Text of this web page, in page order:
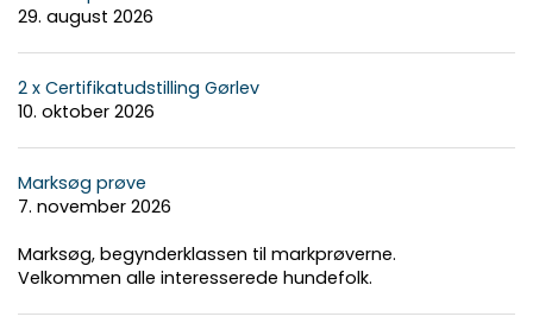
29. august 2026
2 x Certifikatudstilling Gørlev
10. oktober 2026
Marksøg prøve
7. november 2026
Marksøg, begynderklassen til markprøverne.
Velkommen alle interesserede hundefolk.